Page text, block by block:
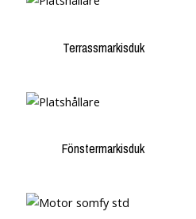
Terrassmarkisduk
Fönstermarkisduk